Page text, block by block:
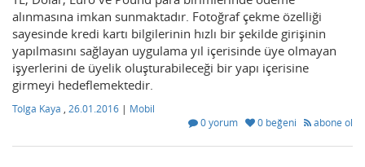
alınmasına imkan sunmaktadır. Fotoğraf çekme özelliği
sayesinde kredi kartı bilgilerinin hızlı bir şekilde girişinin
yapılmasını sağlayan uygulama yıl içerisinde üye olmayan
işyerlerini de üyelik oluşturabileceği bir yapı içerisine
girmeyi hedeflemektedir.
Tolga Kaya 26.01.2016 | Mobil
0 yorum
0 beğeni abone ol